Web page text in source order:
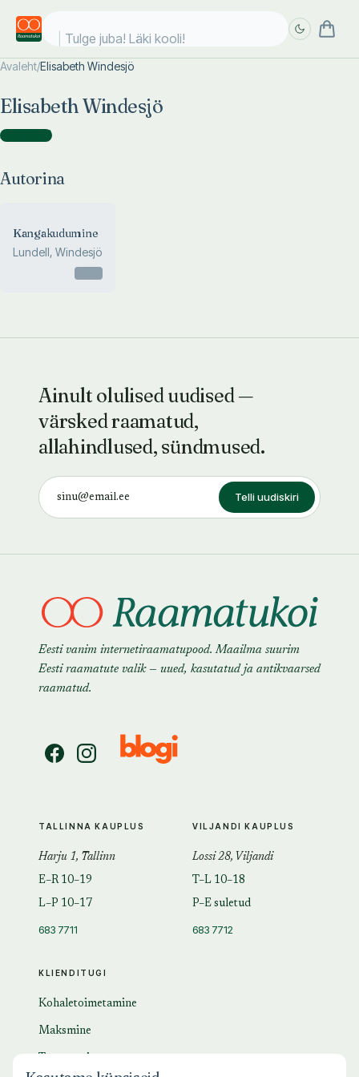
Tulge juba! Läki kooli!
Avaleht/Elisabeth Windesjö
Elisabeth Windesjö
Autorina )
Autorina
Kangakudumine
Lundell, Windesjö
Ainult olulised uudised —
värsked raamatud,
allahindlused, sündmused.
Telli uudiskiri
Eesti vanim internetiraamatupood. Maailma suurim
Eesti raamatute valik — uued, kasutatud ja antikvaarsed
raamatud.
KLIENDITUGI
Kohaletoimetamine
Maksmine
TALLINNA KAUPLUS
Harju 1, Tallinn
E–R 10–19
L–P 10–17
683 7711
VILJANDI KAUPLUS
Lossi 28, Viljandi
T–L 10–18
P–E suletud
683 7712